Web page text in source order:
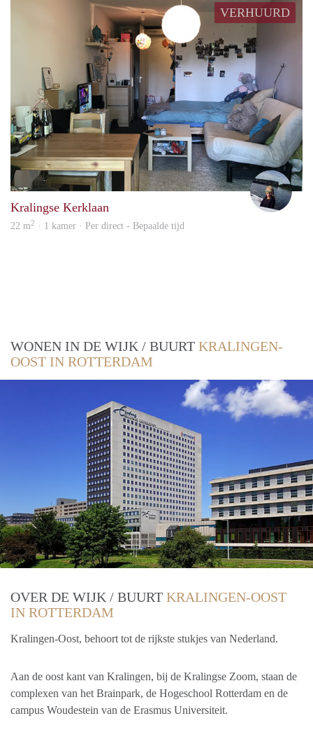
VERHUURD
Kralingse Kerklaan
22 m2 · 1 kamer · Per direct - Bepaalde tijd
WONEN IN DE WIJK / BUURT KRALINGEN-
OOST IN ROTTERDAM
OVER DE WIJK / BUURT KRALINGEN-OOST
IN ROTTERDAM
Kralingen-Oost, behoort tot de rijkste stukjes van Nederland.
Aan de oost kant van Kralingen, bij de Kralingse Zoom, staan de
complexen van het Brainpark, de Hogeschool Rotterdam en de
campus Woudestein van de Erasmus Universiteit.